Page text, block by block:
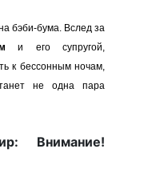
бэби-бума. Вслед за
и его супругой,
к бессонным ночам,
не одна пара
Внимание!